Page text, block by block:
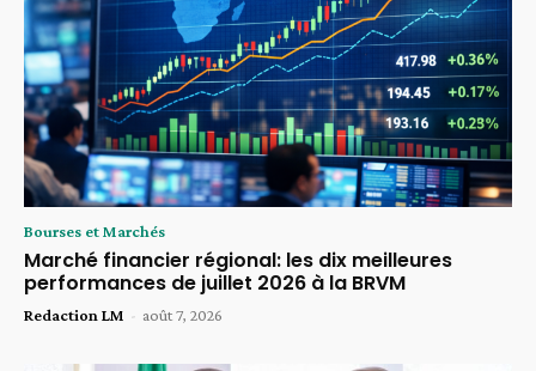
Bourses et Marchés
Marché financier régional: les dix meilleures
performances de juillet 2026 à la BRVM
Redaction LM - août 7, 2026